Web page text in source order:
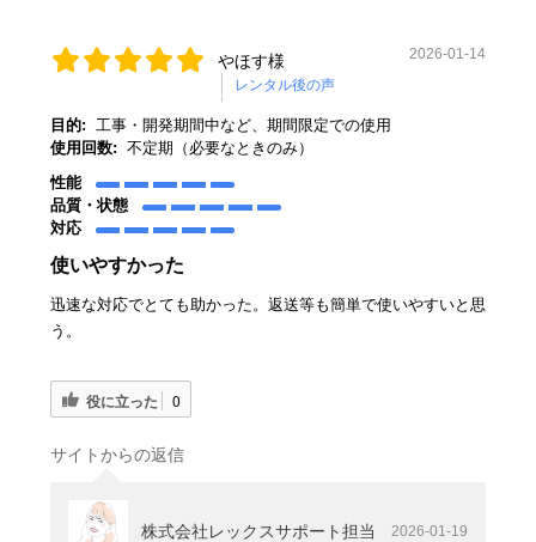
やほす様 2026-01-14
目的:
工事・開発期間中など、期間限定での使用
使用回数: 不定期（必要なときのみ）
性能
品質・状態
対応
使いやすかった
迅速な対応でとても助かった。返送等も簡単で使いやすいと思
う。
役に立った 0
サイトからの返信
株式会社レックスサポート担当 2026-01-19